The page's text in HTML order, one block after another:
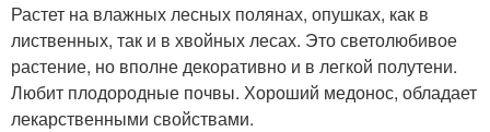
Растет на влажных лесных полянах, опушках, как в
лиственных, так и в хвойных лесах. Это светолюбивое
растение, но вполне декоративно и в легкой полутени.
Любит плодородные почвы. Хороший медонос, обладает
лекарственными свойствами.